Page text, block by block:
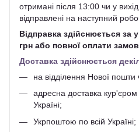
отримані після 13:00 чи у
відправлені на наступний
Відправка здійснюється за
грн або повної оплати
Доставка здійснюється
на відділення Нової
адресна доставка
Україні;
Укрпоштою по всій Україні;